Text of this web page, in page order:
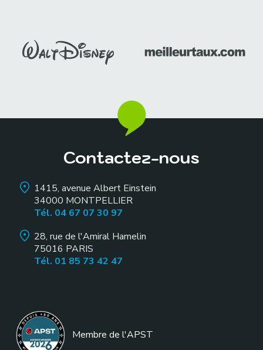
Contactez-nous
1415, avenue Albert Einstein
34000 MONTPELLIER
Tél. 04 67 07 30 97
28, rue de l'Amiral Hamelin
75016 PARIS
Tél. 01 85 73 42 47
Membre de l'APST